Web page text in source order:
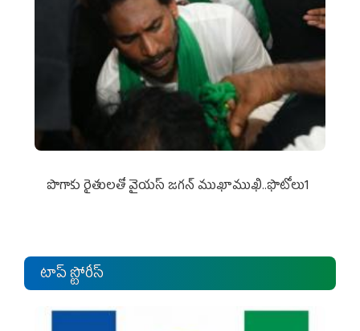
పొగాకు రైతుల‌తో వైయ‌స్ జ‌గ‌న్ ముఖాముఖి..ఫొటోలు1
టాప్ స్టోరీస్